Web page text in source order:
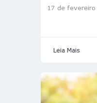
17 de
Leia Mais